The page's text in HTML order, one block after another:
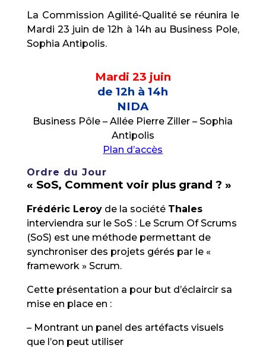
La Commission Agilité-Qualité se réunira le
Mardi 23 juin de 12h à 14h au Business Pole,
Sophia Antipolis.
Mardi 23 juin
de 12h à 14h
NIDA
Business Pôle – Allée Pierre Ziller – Sophia
Antipolis
Plan d’accès
Ordre du Jour
« SoS, Comment voir plus grand ? »
Frédéric Leroyde la société Thales
interviendra sur le SoS : Le Scrum Of Scrums
(SoS) est une méthode permettant de
synchroniser des projets gérés par le «
framework » Scrum.
Cette présentation a pour but d’éclaircir sa
mise en place en :
– Montrant un panel des artéfacts visuels
que l’on peut utiliser